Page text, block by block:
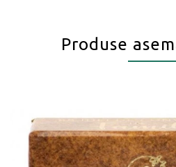
Produse